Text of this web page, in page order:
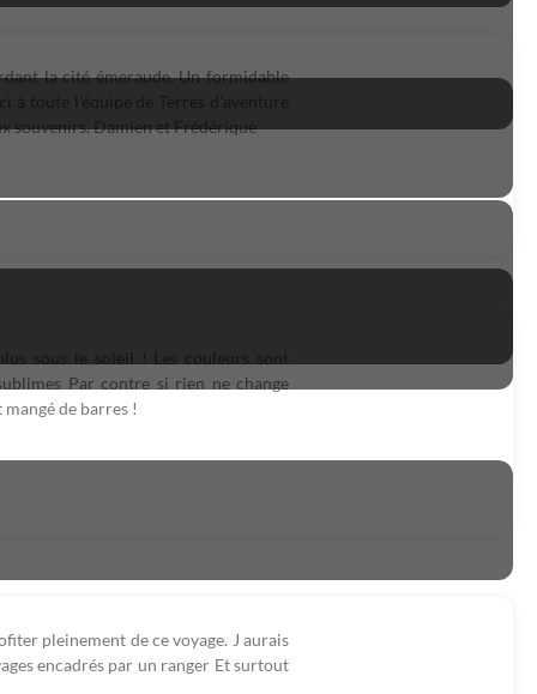
la cité émeraude. Un formidable
souvenirs. Damien et Frédérique
Par contre si rien ne change
de barres !
pleinement de ce voyage. J aurais
encadrés par un ranger Et surtout